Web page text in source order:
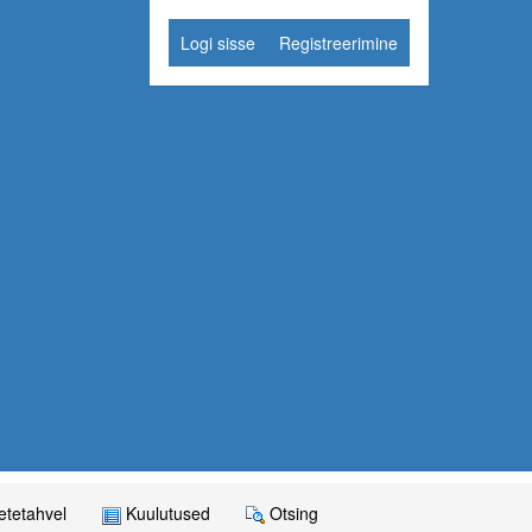
Logi sisse Registreerimine
Kuulutused Otsing